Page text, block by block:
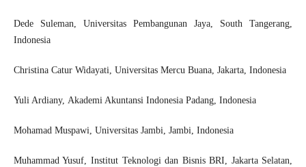
Dede Suleman, Universitas Pembangunan Jaya, South Tangerang,
Indonesia
Christina Catur Widayati, Universitas Mercu Buana, Jakarta, Indonesia
Yuli Ardiany, Akademi Akuntansi Indonesia Padang, Indonesia
Mohamad Muspawi, Universitas Jambi, Jambi, Indonesia
Muhammad Yusuf, Institut Teknologi dan Bisnis BRI, Jakarta Selatan,